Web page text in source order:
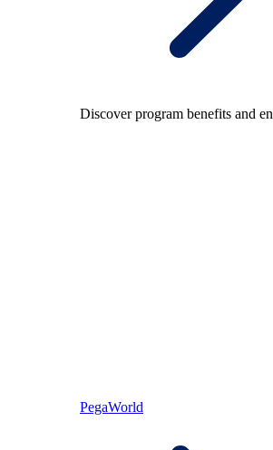
Discover program benefits and
PegaWorld